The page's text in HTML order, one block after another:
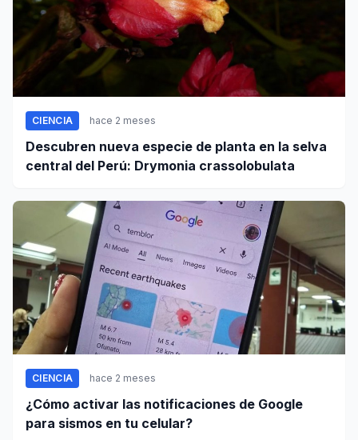
CIENCIA hace 2 meses
Descubren nueva especie de planta en la selva
central del Perú: Drymonia crassolobulata
CIENCIA hace 2 meses
¿Cómo activar las notificaciones de Google
para sismos en tu celular?